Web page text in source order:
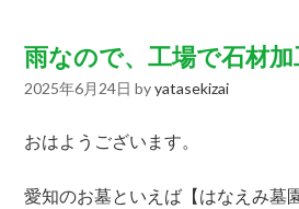
雨なので、工場で石材加
2025年6月24日 byyatasekizai
おはようございます。
愛知のお墓といえば【はなえみ墓